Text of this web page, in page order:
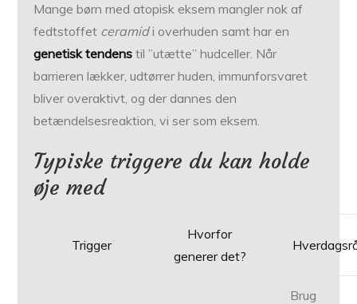
Mange børn med atopisk eksem mangler nok af
fedtstoffet ceramidi overhuden samt har en
genetisk tendens til ”utætte” hudceller. Når
barrieren lækker, udtørrer huden, immunforsvaret
bliver overaktivt, og der dannes den
betændelsesreaktion, vi ser som eksem.
Typiske triggere du kan holde
øje med
Trigger
Hvorfor
generer det?
Brug